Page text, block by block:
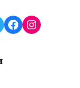
Facebook
Instagram